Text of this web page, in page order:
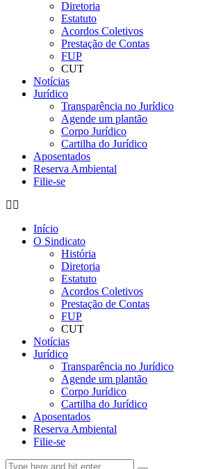
Diretoria
Estatuto
Acordos Coletivos
Prestação de Contas
FUP
CUT
Notícias
Jurídico
Transparência no Jurídico
Agende um plantão
Corpo Jurídico
Cartilha do Jurídico
Aposentados
Reserva Ambiental
Filie-se
Início
O Sindicato
História
Diretoria
Estatuto
Acordos Coletivos
Prestação de Contas
FUP
CUT
Notícias
Jurídico
Transparência no Jurídico
Agende um plantão
Corpo Jurídico
Cartilha do Jurídico
Aposentados
Reserva Ambiental
Filie-se